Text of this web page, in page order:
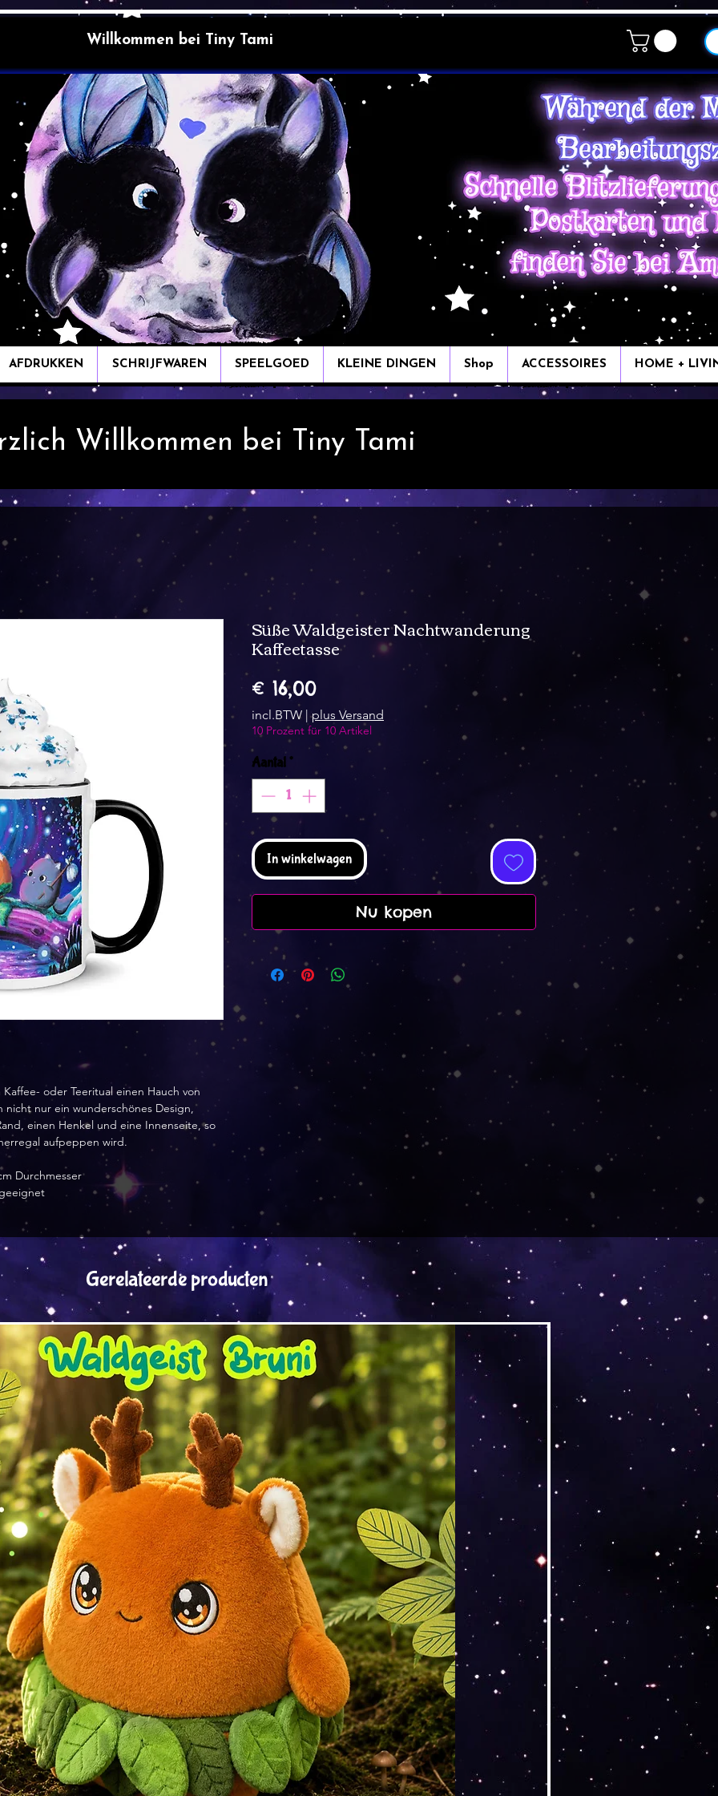
Willkommen bei Tiny Tami
AFDRUKKEN SCHRIJFWAREN SPEELGOED KLEINE DINGEN Shop ACCESSOIRES HOME +
Willkommen bei Tiny Tami
oder Teeritual einen Hauch von
nur ein wunderschönes Design,
einen Henkel und eine Innenseite, so
aufpeppen wird.
Durchmesser
Süße Waldgeister Nachtwanderung
Kaffeetasse
€ 16,00Prijs
incl.BTW |plus Versand
10 Prozent für 10 Artikel
Aantal*
In winkelwagen
Nu kopen
Gerelateerde producten
Versand by DruckGuru